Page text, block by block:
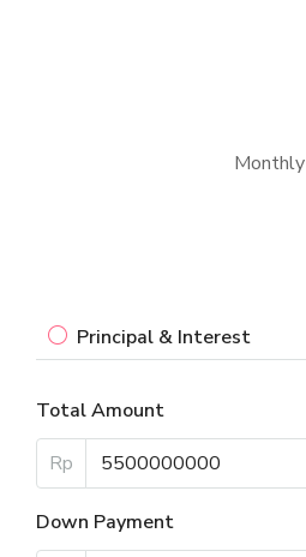
Monthly
Principal & Interest
Total Amount
Rp
Down Payment